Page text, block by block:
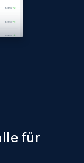
für